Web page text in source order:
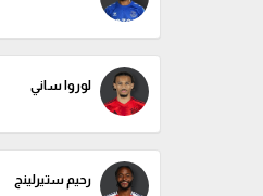
لوروا ساني
رحيم ستيرلينج